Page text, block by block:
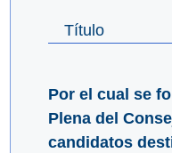
Título
Por el cual se
Plena del
candidatos